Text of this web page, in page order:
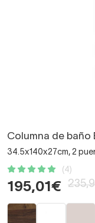
Columna de baño
34.5x140x27cm, 2
(4)
195,01€